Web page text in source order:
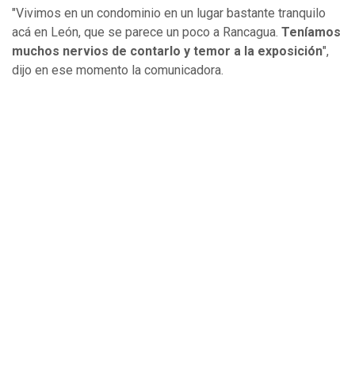
"Vivimos en un condominio en un lugar bastante tranquilo
acá en León, que se parece un poco a Rancagua. Teníamos
muchos nervios de contarlo y temor a la exposición",
dijo en ese momento la comunicadora.